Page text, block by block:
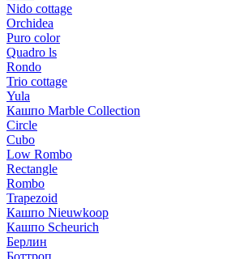
Nido cottage
Orchidea
Puro color
Quadro ls
Rondo
Trio cottage
Yula
Кашпо Marble Collection
Circle
Cubo
Low Rombo
Rectangle
Rombo
Trapezoid
Кашпо Nieuwkoop
Кашпо Scheurich
Берлин
Боттроп